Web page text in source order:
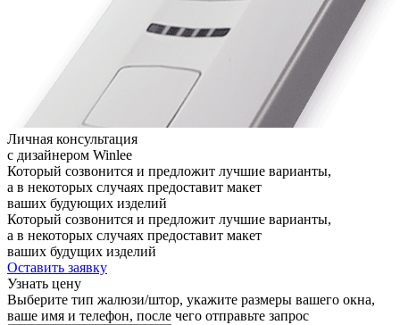
Личная консультация
с дизайнером Winlee
Который созвонится и предложит лучшие варианты,
а в некоторых случаях предоставит макет
ваших будующих изделий
Который созвонится и предложит лучшие варианты,
а в некоторых случаях предоставит макет
ваших будущих изделий
Оставить заявку
Узнать цену
Выберите тип жалюзи/штор, укажите размеры вашего окна,
ваше имя и телефон, после чего отправьте запрос